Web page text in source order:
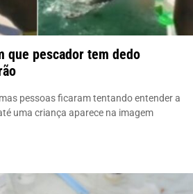
que pescador tem dedo
pessoas ficaram tentando entender a
uma criança aparece na imagem